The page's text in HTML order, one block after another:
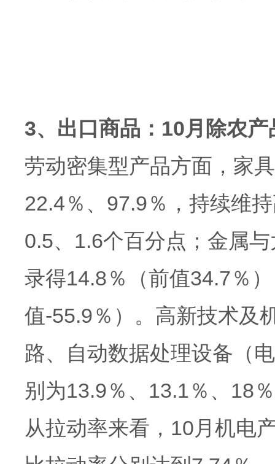
3、出口商品：10月除农
劳动密集型产品方面，家
22.4％、97.9％，持续维
0.5、1.6个百分点；金属
录得14.8％（前值34.7％
值-55.9％）。高新技术及
路、自动数据处理设备（
别为13.9％、13.1％、18
从拉动率来看，10月机电